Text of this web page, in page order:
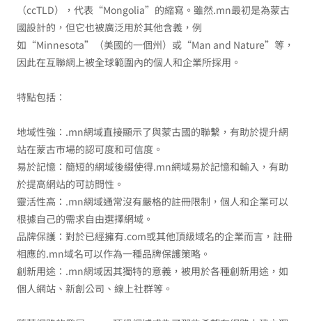
（ccTLD），代表“Mongolia”的縮寫。雖然.mn最初是為蒙古
國設計的，但它也被廣泛用於其他含義，例
如“Minnesota”（美國的一個州）或“Man and Nature”等，
因此在互聯網上被全球範圍內的個人和企業所採用。
特點包括：
地域性強：.mn網域直接顯示了與蒙古國的聯繫，有助於提升網
站在蒙古市場的認可度和可信度。
易於記憶：簡短的網域後綴使得.mn網域易於記憶和輸入，有助
於提高網站的可訪問性。
靈活性高：.mn網域通常沒有嚴格的註冊限制，個人和企業可以
根據自己的需求自由選擇網域。
品牌保護：對於已經擁有.com或其他頂級域名的企業而言，註冊
相應的.mn域名可以作為一種品牌保護策略。
創新用途：.mn網域因其獨特的意義，被用於各種創新用途，如
個人網站、新創公司、線上社群等。